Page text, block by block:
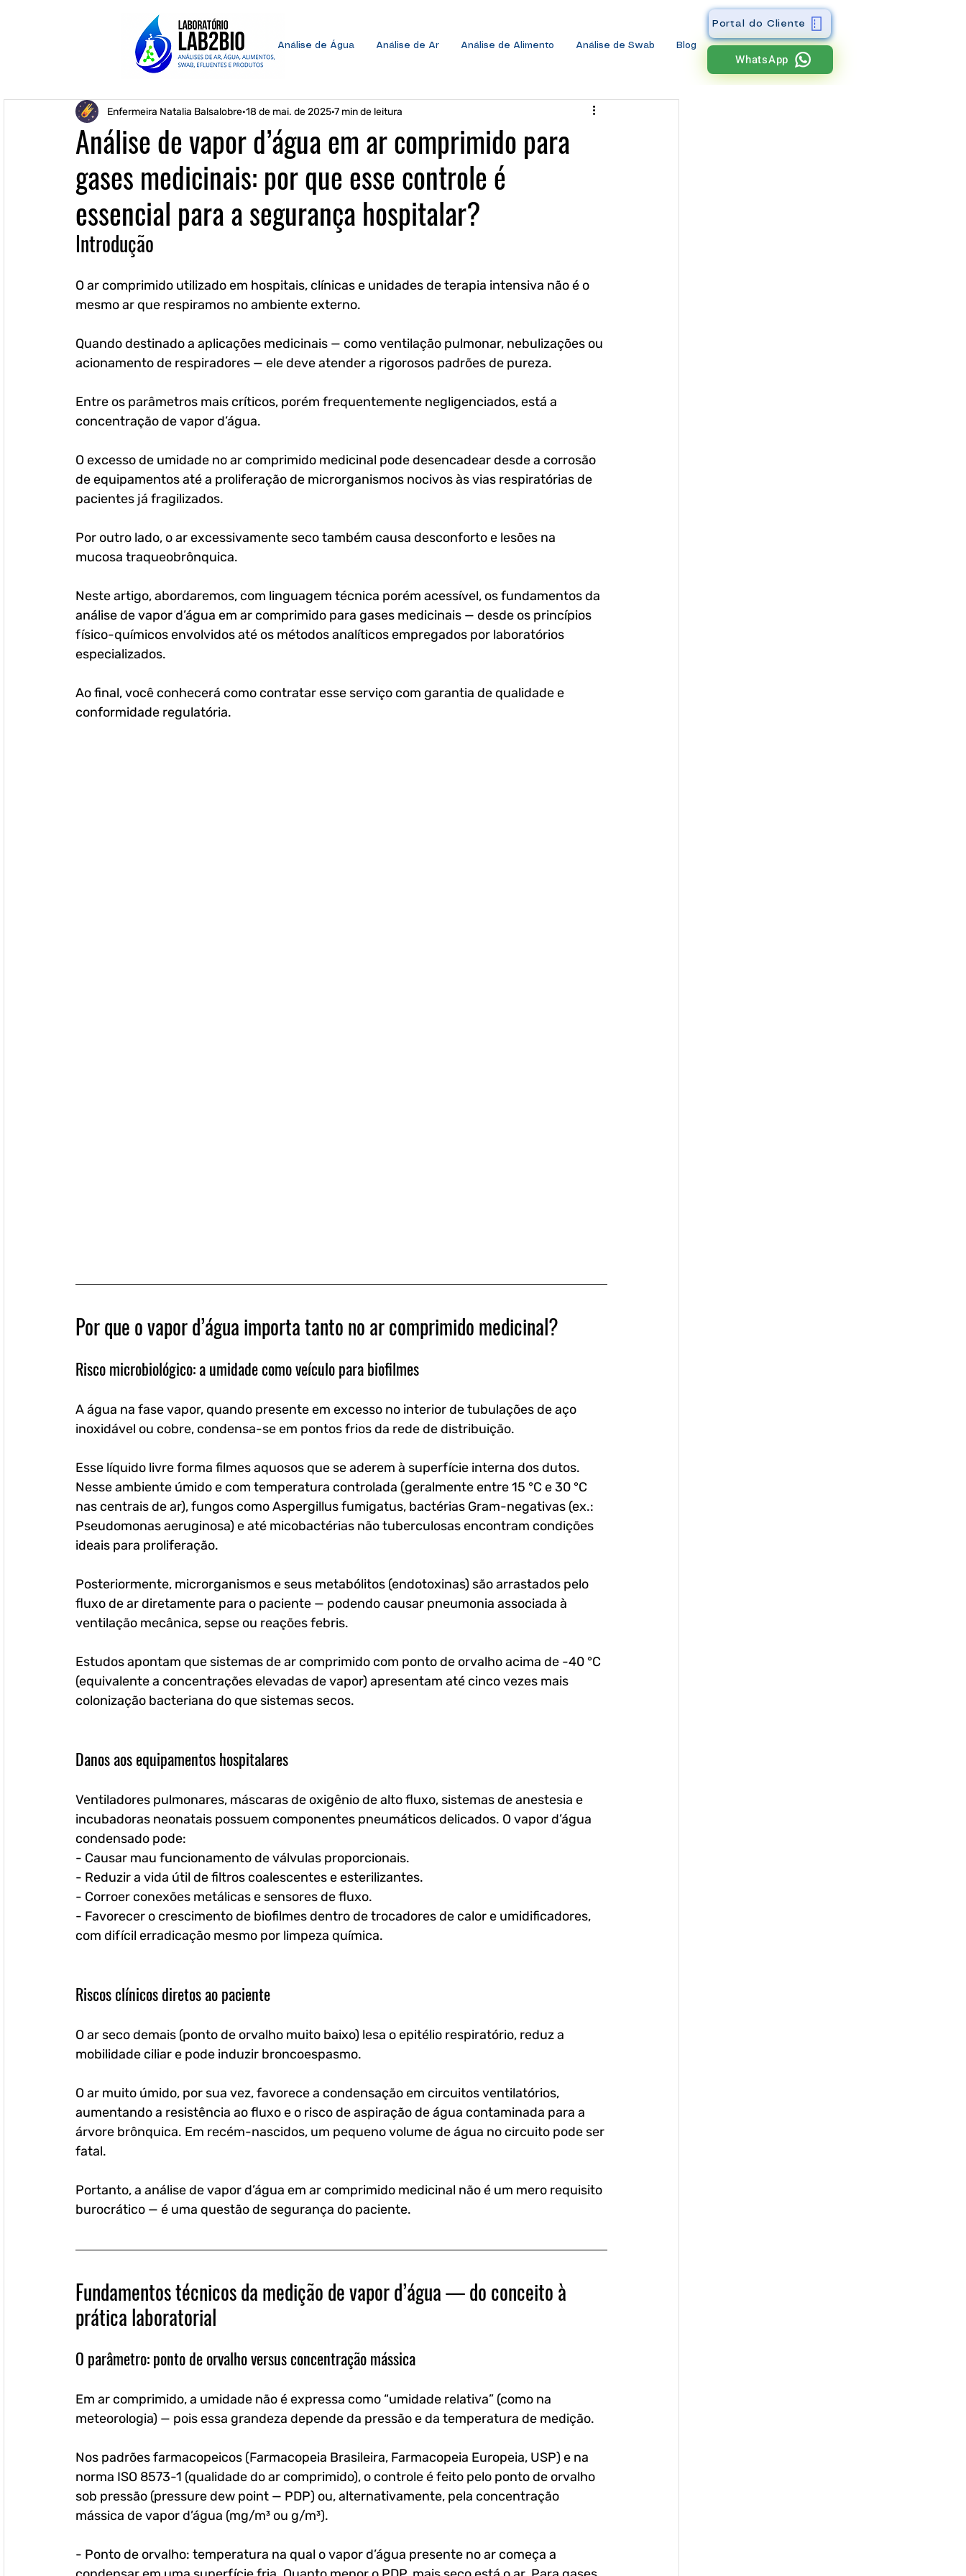
Análise de Água Análise de Ar Análise de Alimento Análise de Swab Blog
Portal do Cliente
WhatsApp
Análise de vapor d’água em ar comprimido para
gases medicinais: por que esse controle é
essencial para a segurança hospitalar?
Enfermeira Natalia Balsalobre 18 de mai. de 2025 7 min de leitura
Introdução
O ar comprimido utilizado em hospitais, clínicas e unidades de terapia intensiva não é o
mesmo ar que respiramos no ambiente externo.
Quando destinado a aplicações medicinais — como ventilação pulmonar, nebulizações ou
acionamento de respiradores — ele deve atender a rigorosos padrões de pureza.
Entre os parâmetros mais críticos, porém frequentemente negligenciados, está a
concentração de vapor d’água.
O excesso de umidade no ar comprimido medicinal pode desencadear desde a corrosão
de equipamentos até a proliferação de microrganismos nocivos às vias respiratórias de
pacientes já fragilizados.
Por outro lado, o ar excessivamente seco também causa desconforto e lesões na
mucosa traqueobrônquica.
Neste artigo, abordaremos, com linguagem técnica porém acessível, os fundamentos da
análise de vapor d’água em ar comprimido para gases medicinais — desde os princípios
físico-químicos envolvidos até os métodos analíticos empregados por laboratórios
especializados.
Ao final, você conhecerá como contratar esse serviço com garantia de qualidade e
conformidade regulatória.
Por que o vapor d’água importa tanto no ar comprimido medicinal?
Risco microbiológico: a umidade como veículo para biofilmes
A água na fase vapor, quando presente em excesso no interior de tubulações de aço
inoxidável ou cobre, condensa-se em pontos frios da rede de distribuição.
Esse líquido livre forma filmes aquosos que se aderem à superfície interna dos dutos.
Nesse ambiente úmido e com temperatura controlada (geralmente entre 15 °C e 30 °C
nas centrais de ar), fungos como Aspergillus fumigatus, bactérias Gram-negativas (ex.:
Pseudomonas aeruginosa) e até micobactérias não tuberculosas encontram condições
ideais para proliferação.
Posteriormente, microrganismos e seus metabólitos (endotoxinas) são arrastados pelo
fluxo de ar diretamente para o paciente — podendo causar pneumonia associada à
ventilação mecânica, sepse ou reações febris.
Estudos apontam que sistemas de ar comprimido com ponto de orvalho acima de -40 °C
(equivalente a concentrações elevadas de vapor) apresentam até cinco vezes mais
colonização bacteriana do que sistemas secos.
Danos aos equipamentos hospitalares
Ventiladores pulmonares, máscaras de oxigênio de alto fluxo, sistemas de anestesia e
incubadoras neonatais possuem componentes pneumáticos delicados. O vapor d’água
condensado pode:
- Causar mau funcionamento de válvulas proporcionais.
- Reduzir a vida útil de filtros coalescentes e esterilizantes.
- Corroer conexões metálicas e sensores de fluxo.
- Favorecer o crescimento de biofilmes dentro de trocadores de calor e umidificadores,
com difícil erradicação mesmo por limpeza química.
Riscos clínicos diretos ao paciente
O ar seco demais (ponto de orvalho muito baixo) lesa o epitélio respiratório, reduz a
mobilidade ciliar e pode induzir broncoespasmo.
O ar muito úmido, por sua vez, favorece a condensação em circuitos ventilatórios,
aumentando a resistência ao fluxo e o risco de aspiração de água contaminada para a
árvore brônquica. Em recém-nascidos, um pequeno volume de água no circuito pode ser
fatal.
Portanto, a análise de vapor d’água em ar comprimido medicinal não é um mero requisito
burocrático — é uma questão de segurança do paciente.
Fundamentos técnicos da medição de vapor d’água — do conceito à
prática laboratorial
O parâmetro: ponto de orvalho versus concentração mássica
Em ar comprimido, a umidade não é expressa como “umidade relativa” (como na
meteorologia) — pois essa grandeza depende da pressão e da temperatura de medição.
Nos padrões farmacopeicos (Farmacopeia Brasileira, Farmacopeia Europeia, USP) e na
norma ISO 8573-1 (qualidade do ar comprimido), o controle é feito pelo ponto de orvalho
sob pressão (pressure dew point — PDP) ou, alternativamente, pela concentração
mássica de vapor d’água (mg/m³ ou g/m³).
- Ponto de orvalho: temperatura na qual o vapor d’água presente no ar começa a